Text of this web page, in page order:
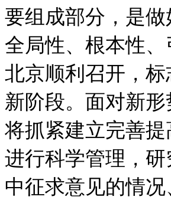
要组成部分，是
全局性、根本性
北京顺利召开，
新阶段。面对新
将抓紧建立完善
进行科学管理，
中征求意见的情